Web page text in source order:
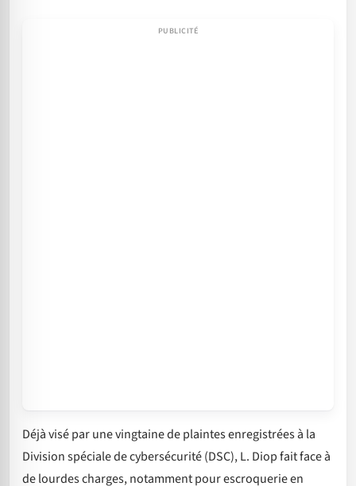
Déjà visé par une vingtaine de plaintes enregistrées à la
Division spéciale de cybersécurité (DSC), L. Diop fait face à
de lourdes charges, notamment pour escroquerie en